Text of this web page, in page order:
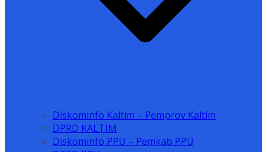
Diskominfo Kaltim – Pemprov Kaltim
DPRD KALTIM
Diskominfo PPU – Pemkab PPU